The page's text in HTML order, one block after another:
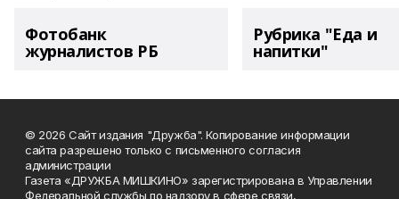
Фотобанк
журналистов РБ
Рубрика "Еда и
напитки"
© 2026 Сайт издания "Дружба". Копирование информации
сайта разрешено только с письменного согласия
администрации
Газета «ДРУЖБА МИШКИНО» зарегистрирована в Управлении
Федеральной службы по надзору в сфере связи,